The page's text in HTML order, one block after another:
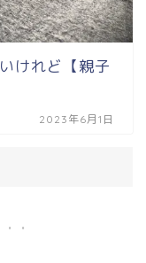
けれど【親子
2023年6月1日